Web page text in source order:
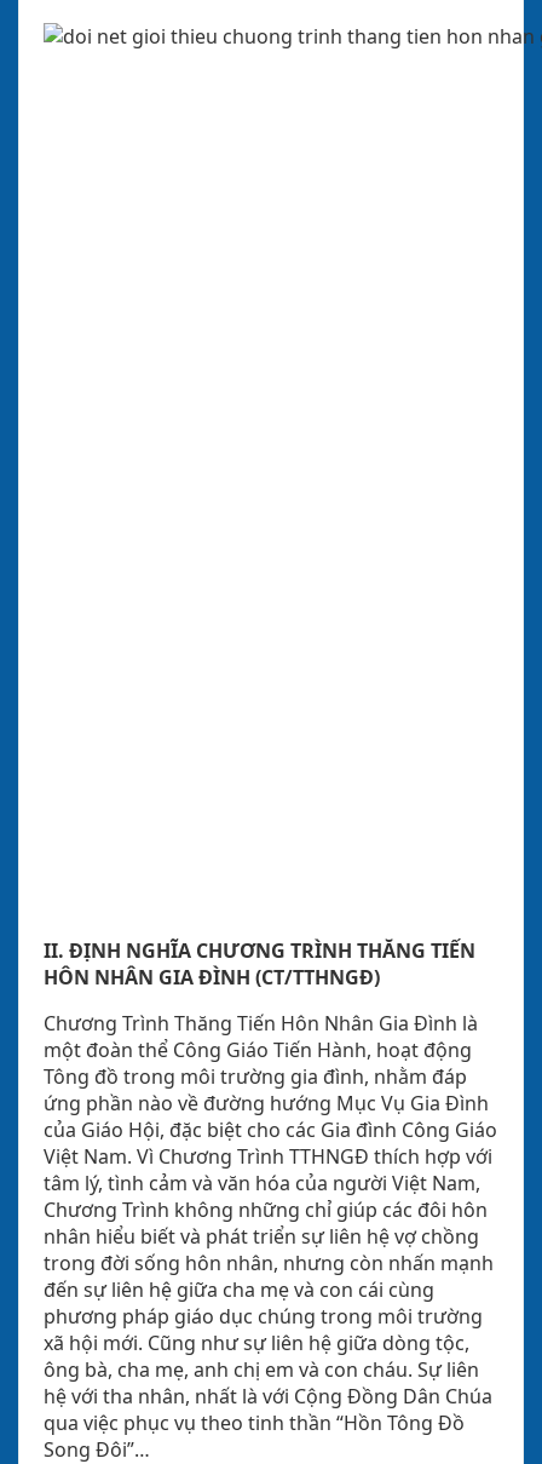
II. ĐỊNH NGHĨA CHƯƠNG TRÌNH THĂNG TIẾN
HÔN NHÂN GIA ĐÌNH (CT/TTHNGĐ)
Chương Trình Thăng Tiến Hôn Nhân Gia Đình là
một đoàn thể Công Giáo Tiến Hành, hoạt động
Tông đồ trong môi trường gia đình, nhằm đáp
ứng phần nào về đường hướng Mục Vụ Gia Đình
của Giáo Hội, đặc biệt cho các Gia đình Công Giáo
Việt Nam. Vì Chương Trình TTHNGĐ thích hợp với
tâm lý, tình cảm và văn hóa của người Việt Nam,
Chương Trình không những chỉ giúp các đôi hôn
nhân hiểu biết và phát triển sự liên hệ vợ chồng
trong đời sống hôn nhân, nhưng còn nhấn mạnh
đến sự liên hệ giữa cha mẹ và con cái cùng
phương pháp giáo dục chúng trong môi trường
xã hội mới. Cũng như sự liên hệ giữa dòng tộc,
ông bà, cha mẹ, anh chị em và con cháu. Sự liên
hệ với tha nhân, nhất là với Cộng Đồng Dân Chúa
qua việc phục vụ theo tinh thần “Hồn Tông Đồ
Song Đôi”…